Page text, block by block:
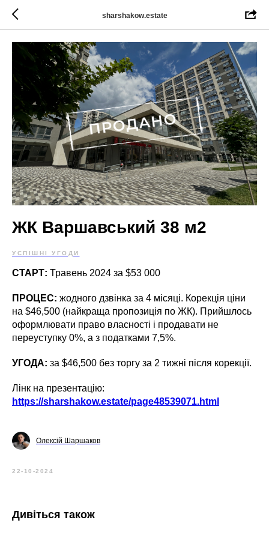
sharshakow.estate
ЖК Варшавський 38 м2
УСПІШНІ УГОДИ
СТАРТ: Травень 2024 за $53 000
ПРОЦЕС: жодного дзвінка за 4 місяці. Корекція ціни
на $46,500 (найкраща пропозиція по ЖК). Прийшлось
оформлювати право власності і продавати не
переуступку 0%, а з податками 7,5%.
УГОДА: за $46,500 без торгу за 2 тижні після корекції.
Лінк на презентацію:
https://sharshakow.estate/page48539071.html
Олексій Шаршаков
22-10-2024
Дивіться також